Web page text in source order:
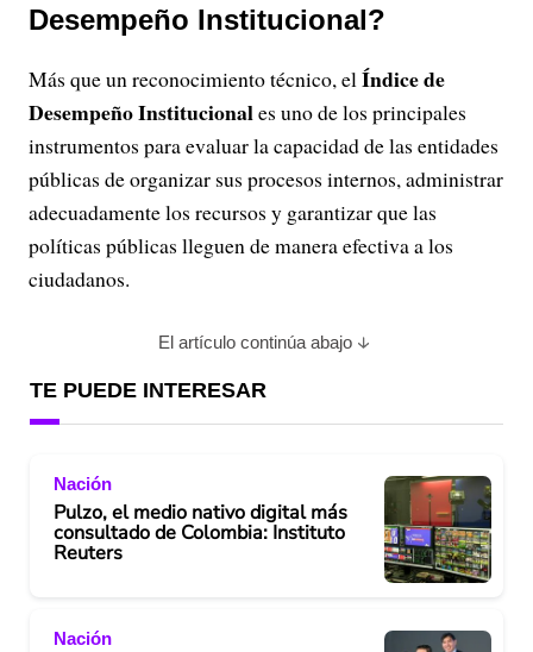
Desempeño Institucional?
Más que un reconocimiento técnico, elÍndice de
Desempeño Institucionales uno de los principales
instrumentos para evaluar la capacidad de las entidades
públicas de organizar sus procesos internos, administrar
adecuadamente los recursos y garantizar que las
políticas públicas lleguen de manera efectiva a los
ciudadanos.
El artículo continúa abajo
TE PUEDE INTERESAR
Nación
Pulzo, el medio nativo digital más
consultado de Colombia: Instituto
Reuters
Nación